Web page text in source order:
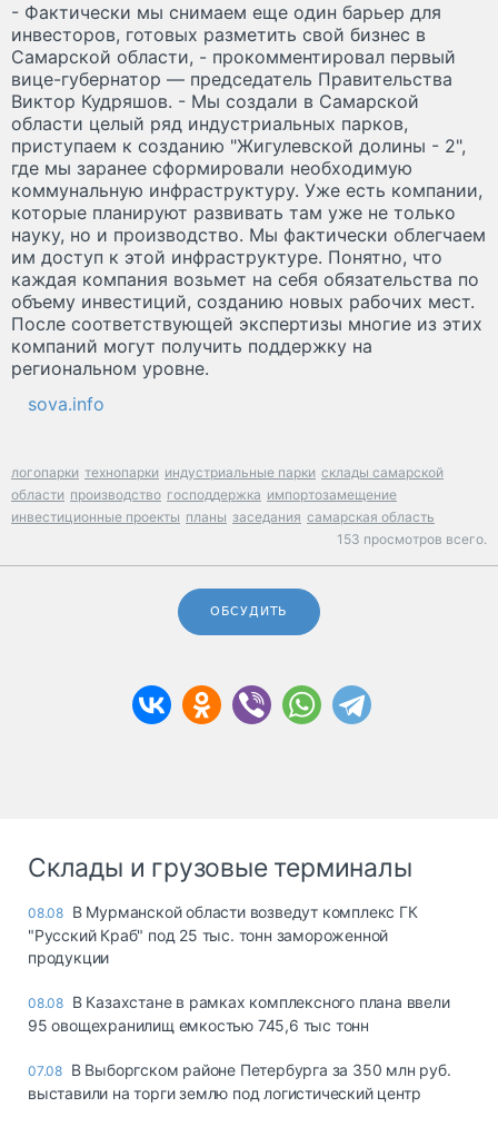
- Фактически мы снимаем еще один барьер для
инвесторов, готовых разметить свой бизнес в
Самарской области, - прокомментировал первый
вице-губернатор — председатель Правительства
Виктор Кудряшов. - Мы создали в Самарской
области целый ряд индустриальных парков,
приступаем к созданию "Жигулевской долины - 2",
где мы заранее сформировали необходимую
коммунальную инфраструктуру. Уже есть компании,
которые планируют развивать там уже не только
науку, но и производство. Мы фактически облегчаем
им доступ к этой инфраструктуре. Понятно, что
каждая компания возьмет на себя обязательства по
объему инвестиций, созданию новых рабочих мест.
После соответствующей экспертизы многие из этих
компаний могут получить поддержку на
региональном уровне.
sova.info
логопарки технопарки индустриальные парки склады самарской
области производство господдержка импортозамещение
инвестиционные проекты планы заседания самарская область
153 просмотров всего.
ОБСУДИТЬ
Склады и грузовые терминалы
08.08 В Мурманской области возведут комплекс ГК
"Русский Краб" под 25 тыс. тонн замороженной
продукции
08.08 В Казахстане в рамках комплексного плана ввели
95 овощехранилищ емкостью 745,6 тыс тонн
07.08 В Выборгском районе Петербурга за 350 млн руб.
выставили на торги землю под логистический центр